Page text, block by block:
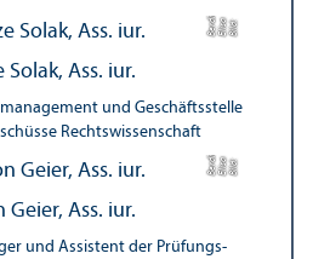
Bil
d:
Eli
s
a
B
e
r
dic
a
Solak, Ass. iur.
und Geschäfts­stelle
Rechts­wissenschaft
Bil
d:
Eli
s
a
B
e
r
dic
a
Geier, Ass. iur.
und Assistent der Prüfungs­